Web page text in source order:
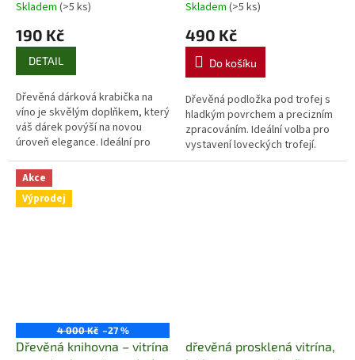
Skladem (>5 ks)
190 Kč
DETAIL
Dřevěná dárková krabička na
víno je skvělým doplňkem, který
váš dárek povýší na novou
úroveň elegance. Ideální pro
oslavy i speciální příležitosti.
Skladem (>5 ks)
490 Kč
Do košíku
Dřevěná podložka pod trofej s
hladkým povrchem a precizním
zpracováním. Ideální volba pro
vystavení loveckých trofejí.
Akce
Výprodej
4 000 Kč –27 %
Dřevěná knihovna – vitrína
dřevěná prosklená vitrína,